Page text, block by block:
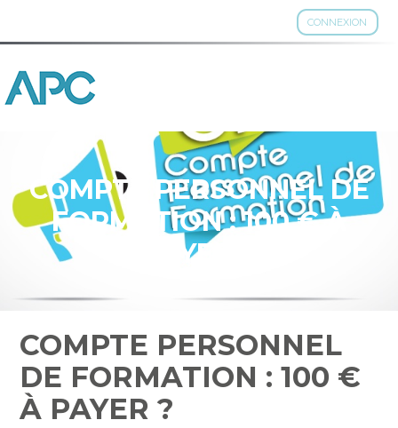
CONNEXION
Aller
au
COMPTE PERSONNEL DE
FORMATION : 100 € À
PAYER ?
COMPTE PERSONNEL
DE FORMATION : 100 €
À PAYER ?